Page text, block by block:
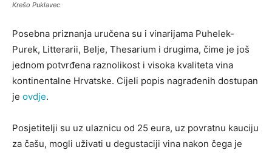
Krešo Puklavec
Posebna priznanja uručena su i vinarijama Puhelek-
Purek, Litterarii, Belje, Thesarium i drugima, čime je još
jednom potvrđena raznolikost i visoka kvaliteta vina
kontinentalne Hrvatske. Cijeli popis nagrađenih dostupan
je ovdje.
Posjetitelji su uz ulaznicu od 25 eura, uz povratnu kauciju
za čašu, mogli uživati u degustaciji vina nakon čega je